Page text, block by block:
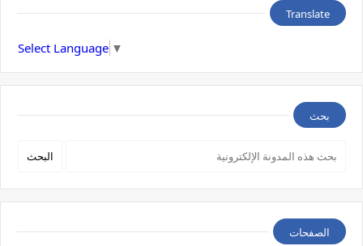
Translate
Select Language ▼
بحث
الصفحات